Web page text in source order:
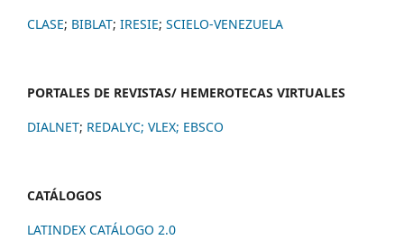
CLASE; BIBLAT; IRESIE; SCIELO-VENEZUELA
PORTALES DE REVISTAS/ HEMEROTECAS VIRTUALES
DIALNET; REDALYC; VLEX; EBSCO
CATÁLOGOS
LATINDEX CATÁLOGO 2.0